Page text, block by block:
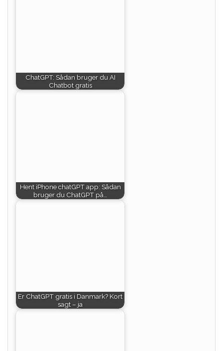
ChatGPT: Sådan bruger du AI
Chatbot gratis
Hent iPhone chatGPT app: Sådan
bruger du ChatGPT på…
Er ChatGPT gratis i Danmark? Kort
sagt – ja